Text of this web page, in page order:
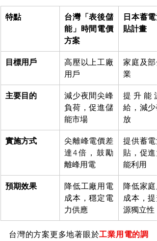
特點
台灣「表後儲
能」時間電價
方案
日本蓄電
貼計畫
目標用戶
高壓以上工廠
用戶
家庭及部
業
主要目的
減少夜間尖峰
負荷，促進儲
能市場
提升能
給，減少
放
實施方式
尖離峰電價差
達4倍，鼓勵
離峰用電
提供蓄電
貼，促進
能利用
預期效果
降低工廠用電
成本，穩定電
力供應
降低家庭
成本，提
源獨立性
台灣的方案更多地著眼於工業用電的調